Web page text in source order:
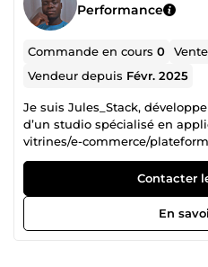
Performance
Commande en cours0
Vendeur depuis Févr. 2025
Je suis Jules_Stack,
d’un studio spécialisé en
vitrines/e-commerce/
performance, et IA
applications et plateformes
résultats. Mon approche :
Vitals au vert, conversions en
court), processus clair
Contacter
En